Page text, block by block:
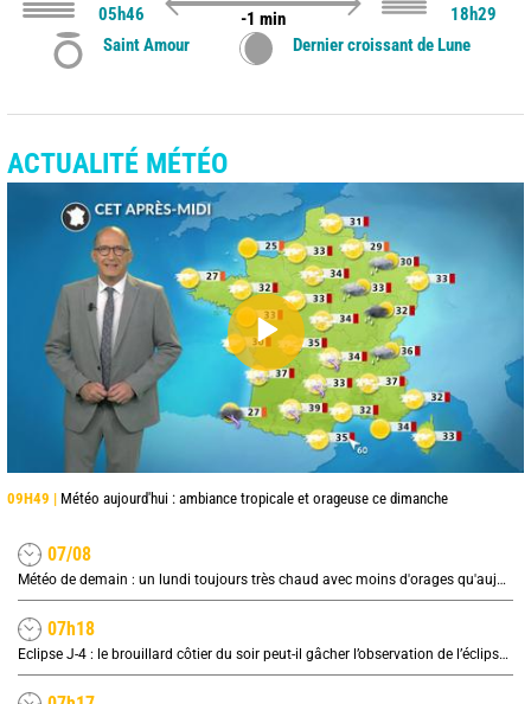
05h46
-1 min
18h29
Saint Amour
Dernier croissant de Lune
ACTUALITÉ MÉTÉO
09H49 | Météo aujourd'hui : ambiance tropicale et orageuse ce dimanche
07/08
Météo de demain : un lundi toujours très chaud avec moins d'orages qu'aujourd'hui
07h18
Eclipse J-4 : le brouillard côtier du soir peut-il gâcher l’observation de l’éclipse à la plage ?